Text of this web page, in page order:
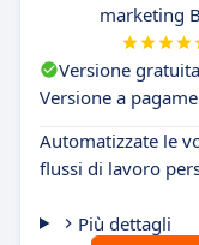
marketing
Versione gratuita
Versione a
Automatizzate le
flussi di lavoro
Più dettagli